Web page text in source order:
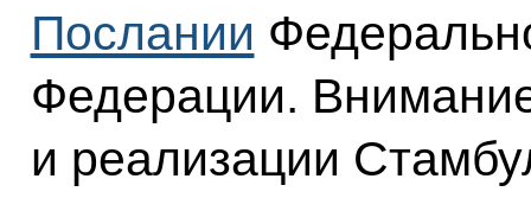
Послании
Федерации.
и реализации